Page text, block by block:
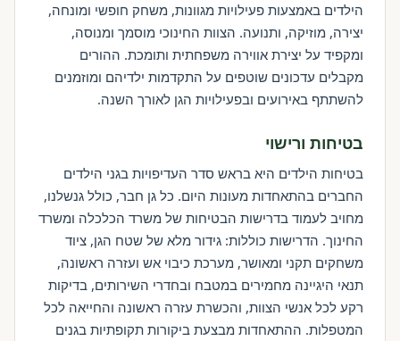
הילדים באמצעות פעילויות מגוונות, משחק חופשי ומונחה,
יצירה, מוזיקה, ותנועה. הצוות החינוכי מוסמך ומנוסה,
ומקפיד על יצירת אווירה משפחתית ותומכת. ההורים
מקבלים עדכונים שוטפים על התקדמות ילדיהם ומוזמנים
להשתתף באירועים ובפעילויות הגן לאורך השנה.
בטיחות ורישוי
בטיחות הילדים היא בראש סדר העדיפויות בגני הילדים
החברים בהתאחדות מעונות היום. כל גן חבר, כולל גנשלנו,
מחויב לעמוד בדרישות הבטיחות של משרד הכלכלה ומשרד
החינוך. הדרישות כוללות: גידור מלא של שטח הגן, ציוד
משחקים תקני ומאושר, מערכת כיבוי אש ועזרה ראשונה,
תנאי היגיינה מחמירים במטבח ובחדרי השירותים, בדיקות
רקע לכל אנשי הצוות, והכשרת עזרה ראשונה והחייאה לכל
המטפלות. ההתאחדות מבצעת ביקורות תקופתיות בגנים